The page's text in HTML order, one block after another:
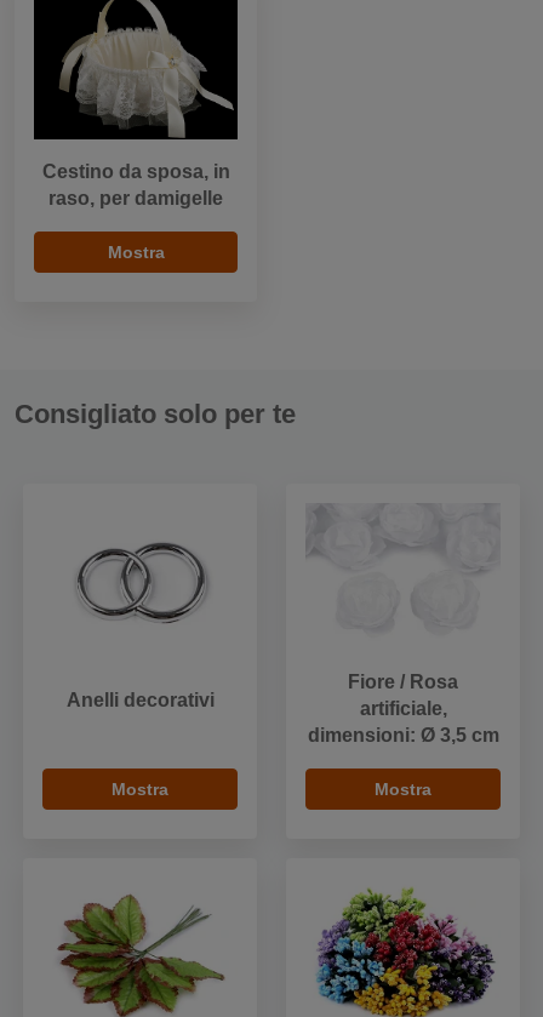
Cestino da sposa, in
raso, per damigelle
Mostra
Consigliato solo per te
Anelli decorativi
Mostra
Fiore / Rosa
artificiale,
dimensioni: Ø 3,5 cm
Mostra